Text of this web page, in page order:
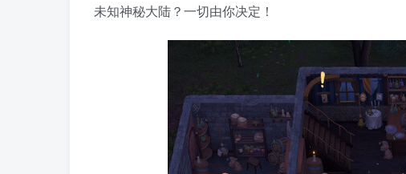
未知神秘大陆？一切由你决定！